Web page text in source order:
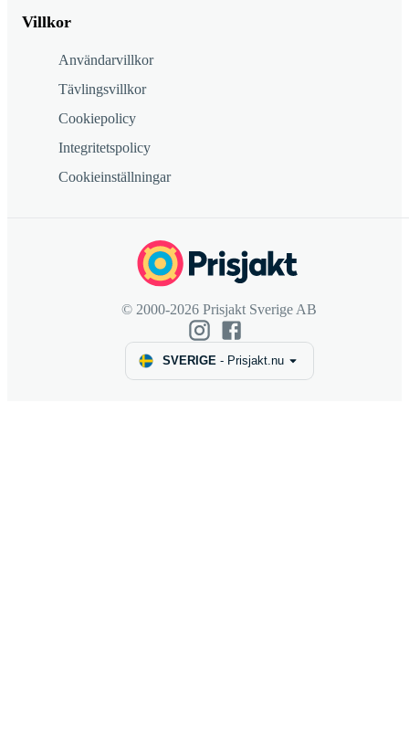
Villkor
Användarvillkor
Tävlingsvillkor
Cookiepolicy
Integritetspolicy
Cookieinställningar
© 2000-2026 Prisjakt Sverige AB
SVERIGE- Prisjakt.nu